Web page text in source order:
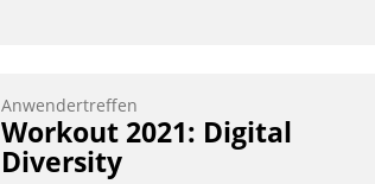
Anwendertreffen
Workout 2021: Digital
Diversity